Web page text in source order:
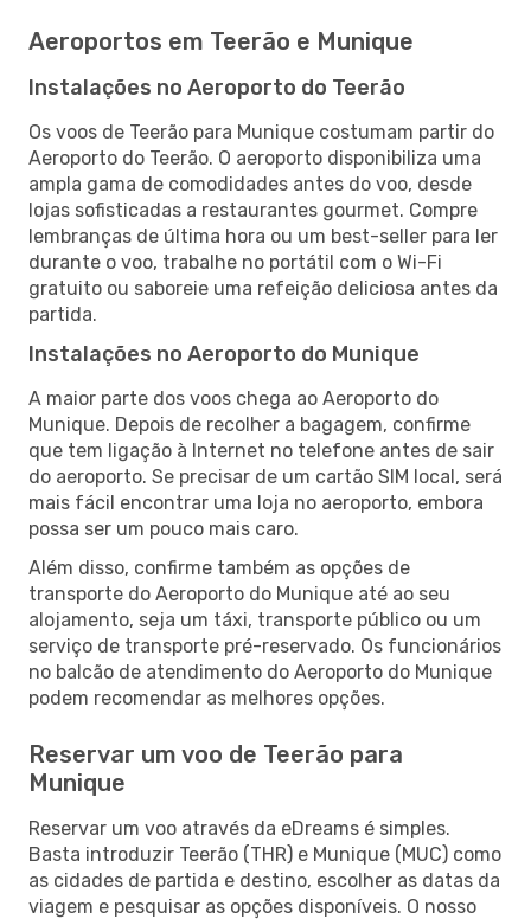
Aeroportos em Teerão e Munique
Instalações no Aeroporto do Teerão
Os voos de Teerão para Munique costumam partir do
Aeroporto do Teerão. O aeroporto disponibiliza uma
ampla gama de comodidades antes do voo, desde
lojas sofisticadas a restaurantes gourmet. Compre
lembranças de última hora ou um best-seller para ler
durante o voo, trabalhe no portátil com o Wi-Fi
gratuito ou saboreie uma refeição deliciosa antes da
partida.
Instalações no Aeroporto do Munique
A maior parte dos voos chega ao Aeroporto do
Munique. Depois de recolher a bagagem, confirme
que tem ligação à Internet no telefone antes de sair
do aeroporto. Se precisar de um cartão SIM local, será
mais fácil encontrar uma loja no aeroporto, embora
possa ser um pouco mais caro.
Além disso, confirme também as opções de
transporte do Aeroporto do Munique até ao seu
alojamento, seja um táxi, transporte público ou um
serviço de transporte pré-reservado. Os funcionários
no balcão de atendimento do Aeroporto do Munique
podem recomendar as melhores opções.
Reservar um voo de Teerão para
Munique
Reservar um voo através da eDreams é simples.
Basta introduzir Teerão (THR) e Munique (MUC) como
as cidades de partida e destino, escolher as datas da
viagem e pesquisar as opções disponíveis. O nosso